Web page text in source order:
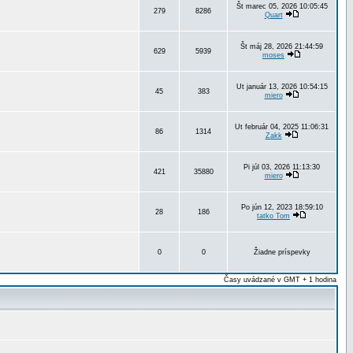
279 8286
Št marec 05, 2026 10:05:45
Quart
629 5939
Št máj 28, 2026 21:44:59
moses
45 383
Ut január 13, 2026 10:54:15
miero
86 1314
Ut február 04, 2025 11:06:31
Zakk
421 35880
Pi júl 03, 2026 11:13:30
miero
28 186
Po jún 12, 2023 18:59:10
tatko Tom
0 0 Žiadne príspevky
Časy uvádzané v GMT + 1 hodina